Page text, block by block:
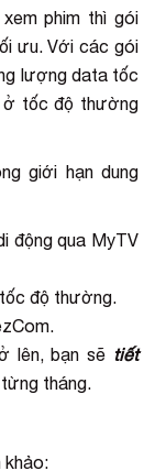
phim thì gói
ưu. Với các gói
lượng data tốc
ở tốc độ thường
giới hạn dung
động qua MyTV
độ thường.
lên, bạn sẽ tiết
tháng.
khảo: